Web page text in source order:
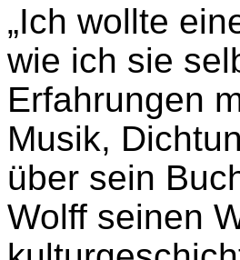
„Ich wollte
wie ich sie
Erfahrungen
Musik,
über sein
Wolff seinen